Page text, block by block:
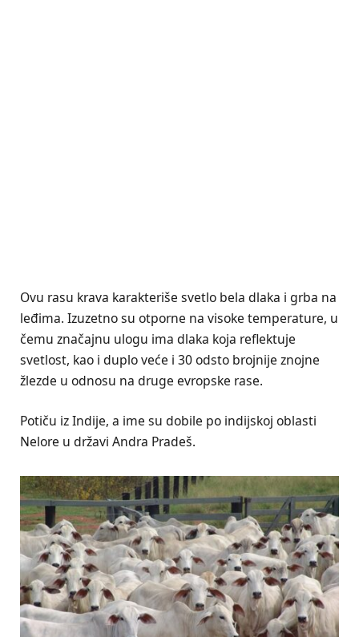
Ovu rasu krava karakteriše svetlo bela dlaka i grba na
leđima. Izuzetno su otporne na visoke temperature, u
čemu značajnu ulogu ima dlaka koja reflektuje
svetlost, kao i duplo veće i 30 odsto brojnije znojne
žlezde u odnosu na druge evropske rase.
Potiču iz Indije, a ime su dobile po indijskoj oblasti
Nelore u državi Andra Pradeš.